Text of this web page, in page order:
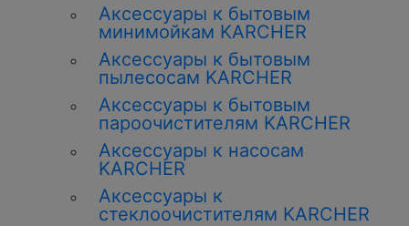
Аксессуары к бытовым
минимойкам KARCHER
Аксессуары к бытовым
пылесосам KARCHER
Аксессуары к бытовым
пароочистителям KARCHER
Аксессуары к насосам
KARCHER
Аксессуары к
стеклоочистителям KARCHER